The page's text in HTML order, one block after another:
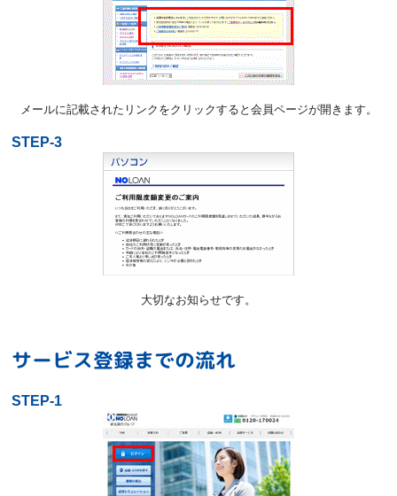
メールに記載されたリンクをクリックすると会員ページが開きます。
STEP-3
大切なお知らせです。
サービス登録までの流れ
STEP-1